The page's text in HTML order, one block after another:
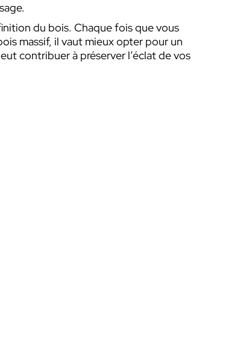
du bois. Chaque fois que vous
massif, il vaut mieux opter pour un
contribuer à préserver l’éclat de vos